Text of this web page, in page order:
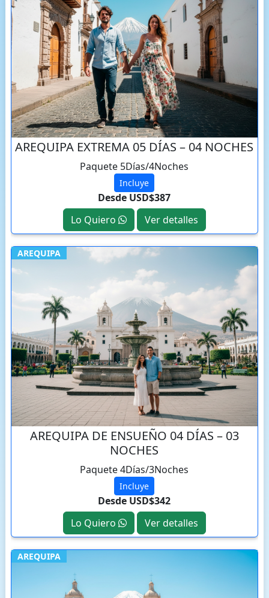
AREQUIPA EXTREMA 05 DÍAS – 04 NOCHES
Paquete 5Días/4Noches
Incluye
Desde USD$387
Lo Quiero
Ver detalles
AREQUIPA
AREQUIPA DE ENSUEÑO 04 DÍAS – 03
NOCHES
Paquete 4Días/3Noches
Incluye
Desde USD$342
Lo Quiero
Ver detalles
AREQUIPA